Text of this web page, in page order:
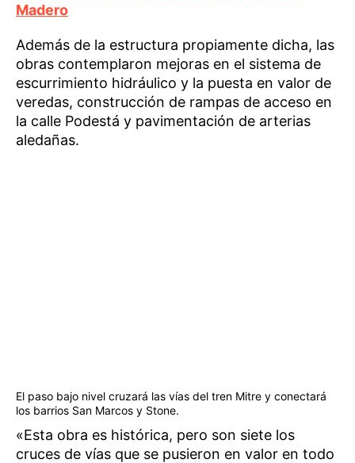
Madero
Además de la estructura propiamente dicha, las
obras contemplaron mejoras en el sistema de
escurrimiento hidráulico y la puesta en valor de
veredas, construcción de rampas de acceso en
la calle Podestá y pavimentación de arterias
aledañas.
El paso bajo nivel cruzará las vías del tren Mitre y conectará
los barrios San Marcos y Stone.
«Esta obra es histórica, pero son siete los
cruces de vías que se pusieron en valor en todo